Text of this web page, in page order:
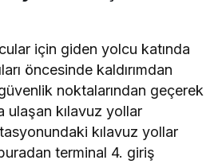
için giden yolcu katında
öncesinde kaldırımdan
noktalarından geçerek
ulaşan kılavuz yollar
kılavuz yollar
terminal 4. giriş